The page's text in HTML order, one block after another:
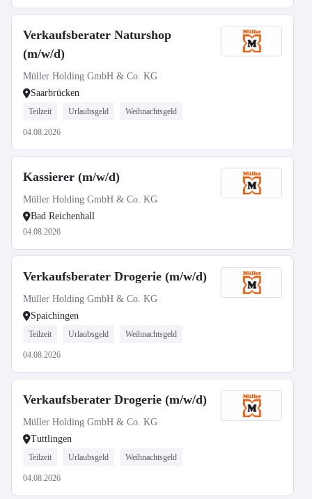
Verkaufsberater Naturshop
(m/w/d)
Müller Holding GmbH & Co. KG
Saarbrücken
Teilzeit Urlaubsgeld Weihnachtsgeld
04.08.2026
Kassierer (m/w/d)
Müller Holding GmbH & Co. KG
Bad Reichenhall
04.08.2026
Verkaufsberater Drogerie (m/w/d)
Müller Holding GmbH & Co. KG
Spaichingen
Teilzeit Urlaubsgeld Weihnachtsgeld
04.08.2026
Verkaufsberater Drogerie (m/w/d)
Müller Holding GmbH & Co. KG
Tuttlingen
Teilzeit Urlaubsgeld Weihnachtsgeld
04.08.2026